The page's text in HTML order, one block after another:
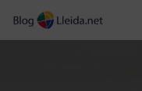
Aller